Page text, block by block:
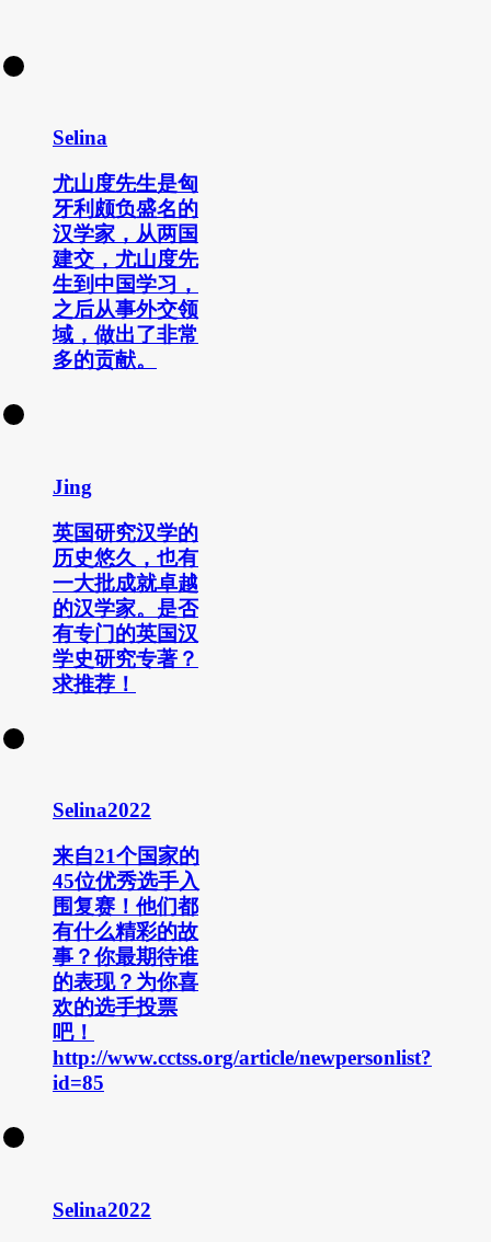
Selina
尤山度先生是匈
牙利颇负盛名的
汉学家，从两国
建交，尤山度先
生到中国学习，
之后从事外交领
域，做出了非常
多的贡献。
Jing
英国研究汉学的
历史悠久，也有
一大批成就卓越
的汉学家。是否
有专门的英国汉
学史研究专著？
求推荐！
Selina2022
来自21个国家的
45位优秀选手入
围复赛！他们都
有什么精彩的故
事？你最期待谁
的表现？为你喜
欢的选手投票
吧！
http://www.cctss.org/article/newpersonlist?
id=85
Selina2022